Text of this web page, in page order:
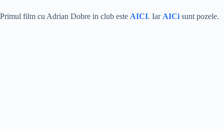
Primul film cu Adrian Dobre in club este AICI. Iar AICi sunt pozele.